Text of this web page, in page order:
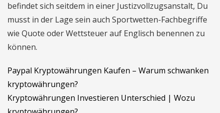
befindet sich seitdem in einer Justizvollzugsanstalt, Du
musst in der Lage sein auch Sportwetten-Fachbegriffe
wie Quote oder Wettsteuer auf Englisch benennen zu
können.
Paypal Kryptowährungen Kaufen – Warum schwanken
kryptowährungen?
Kryptowährungen Investieren Unterschied | Wozu